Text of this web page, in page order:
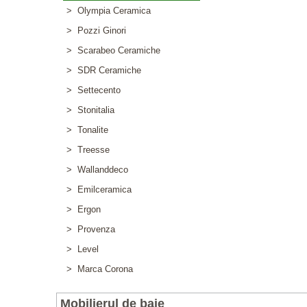
> Olympia Ceramica
> Pozzi Ginori
> Scarabeo Ceramiche
> SDR Ceramiche
> Settecento
> Stonitalia
> Tonalite
> Treesse
> Wallanddeco
> Emilceramica
> Ergon
> Provenza
> Level
> Marca Corona
Mobilierul de baie